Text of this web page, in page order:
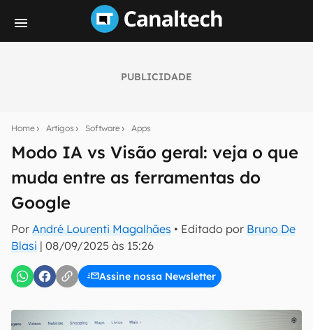
PUBLICIDADE
Home Artigos Software Apps
Modo IA vs Visão geral: veja o que
muda entre as ferramentas do
Google
Por André Lourenti Magalhães • Editado por Bruno De
Blasi | 08/09/2025 às 15:26
Assine nossa Newsletter
notícias e reviews sobre tecnologia em primeira
mão.
E-mail
inscreva-se
Confirmo que li, aceito e concordo com os Termos de
Uso e Política de Privacidade do Canaltech.